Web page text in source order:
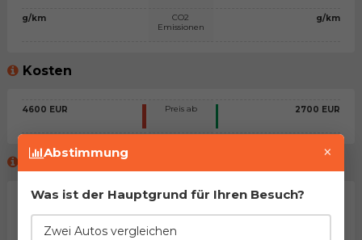
g/km
CO2
Emissionen
g/km
Kosten
4600 EUR Preis ab 2700 EUR
Meinung des virtuellen Beraters™
Na, man kann sagen, dass es sich um zwei sehr ähnliche
Abstimmung ×
Was ist der Hauptgrund für Ihren Besuch?
Zwei Autos vergleichen